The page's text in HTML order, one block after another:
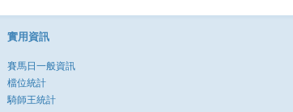
實用資訊
賽馬日一般資訊
檔位統計
騎師王統計